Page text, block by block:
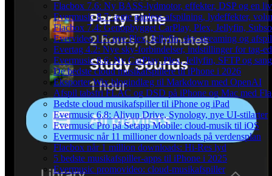
Flacbox 7.6: Ny BASS-lydmotor, effekter, DSP og en
Evermusic 8.7: ægte gapless-afspilning, lydeffekter,
Flacbox 7.4: Genopbygget CarPlay, Plex, Jellyfin,
Evervideo 1.7: nye Plex, Jellyfin, sky-streaming og
Evertag 4.2: Nye sky-forbindelser, indstillinger for tag-
Evermusic 8.6: Ny CarPlay, Plex, Jellyfin, SFTP og
De bedste cloud musikafspillere til iPhone i 2026
Eksporter Wix blogindlæg til Markdown med OpenAI
Afspil tabsfri FLAC og DSD på iPhone og Mac med
Bedste cloud musikafspiller til iPhone og iPad
Evermusic 6.8: Aliyun Drive, Synology, nye UI-stilarter
Evermusic Pro på Setapp Mobile: cloud-musik til iOS
Evermusic når 11 millioner downloads på verdensplan
Flacbox når 1 million downloads: Hi-Res lyd
5 bedste musikafspiller-apps til iPhone i 2025
Evermusic promovideo: cloud-musikafspiller